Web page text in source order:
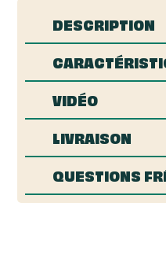
DESCRIPTION
VIDÉO
LIVRAISON
QUESTIONS